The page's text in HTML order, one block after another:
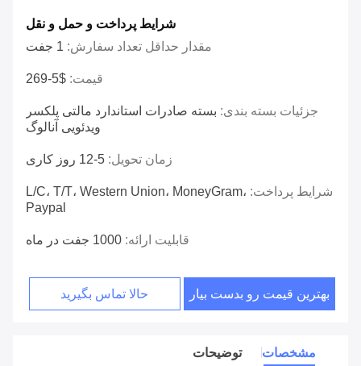
شرایط پرداخت و حمل و نقل
مقدار حداقل تعداد سفارش: 1 جفت
قیمت: $5-269
جزئیات بسته بندی: بسته صادرات استاندارد مالتی پلکسر
ویدئویی آنالوگ
زمان تحویل: 5-12 روز کاری
شرایط پرداخت: L/C، T/T، Western Union، MoneyGram،
Paypal
قابلیت ارائه: 1000 جفت در ماه
بهترین قیمت رو بدست بیار حالا تماس بگیرید
مشخصات توضیحات